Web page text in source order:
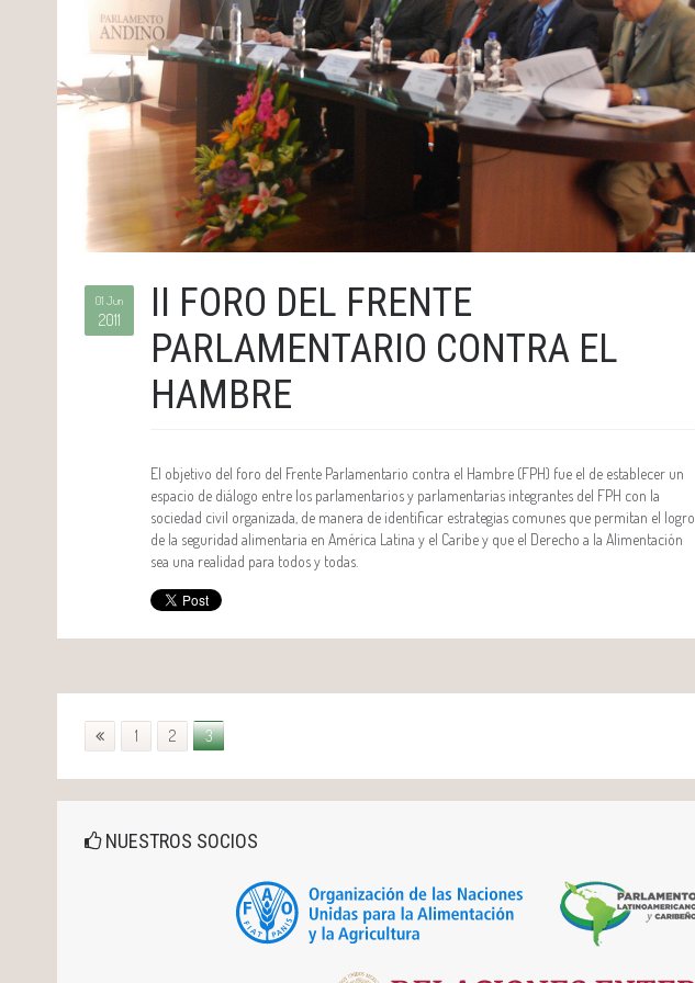
01 Jun
2011
II FORO DEL FRENTE
PARLAMENTARIO CONTRA EL
HAMBRE
El objetivo del foro del Frente Parlamentario contra el Hambre (FPH) fue el de establecer un
espacio de diálogo entre los parlamentarios y parlamentarias integrantes del FPH con la
sociedad civil organizada, de manera de identificar estrategias comunes que permitan el logro
de la seguridad alimentaria en América Latina y el Caribe y que el Derecho a la Alimentación
sea una realidad para todos y todas.
1 2 3
NUESTROS SOCIOS